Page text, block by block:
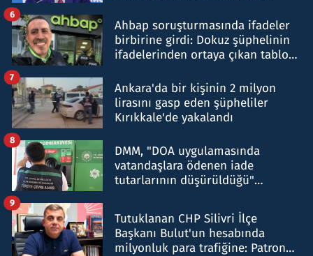
Ahbap soruşturmasında ifadeler
birbirine girdi: Dokuz şüphelinin
ifadelerinden ortaya çıkan tablo
6
Ankara'da bir kişinin 2 milyon
lirasını gasp eden şüpheliler
Kırıkkale'de yakalandı
7
DMM, "DOA uygulamasında
vatandaşlara ödenen iade
tutarlarının düşürüldüğü"
8
Tutuklanan CHP Silivri İlçe
Başkanı Bulut'un hesabında
milyonluk para trafiğine: Patron
9